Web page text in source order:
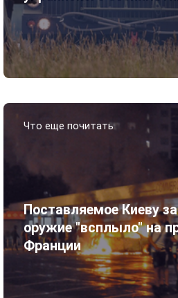
Что еще почитать
Поставляемое Киеву
оружие "всплыло" на
Франции